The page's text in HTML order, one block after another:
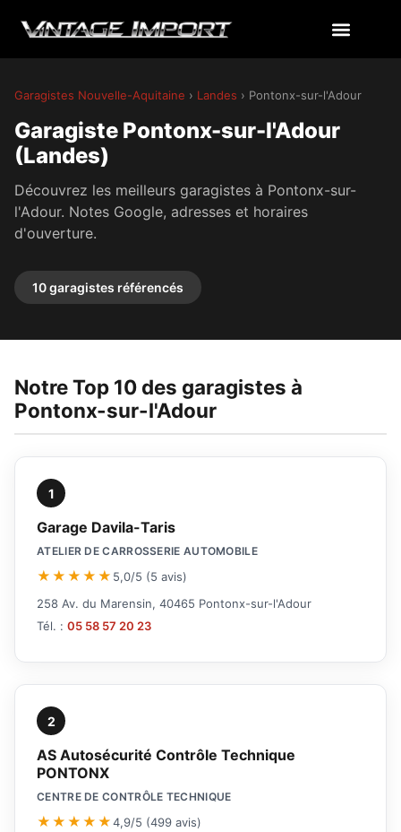
Garagistes Nouvelle-Aquitaine › Landes › Pontonx-sur-l'Adour
Garagiste Pontonx-sur-l'Adour
(Landes)
Découvrez les meilleurs garagistes à Pontonx-sur-
l'Adour. Notes Google, adresses et horaires
d'ouverture.
10 garagistes référencés
Notre Top 10 des garagistes à
Pontonx-sur-l'Adour
1
Garage Davila-Taris
ATELIER DE CARROSSERIE AUTOMOBILE
★★★★★ 5,0/5 (5 avis)
258 Av. du Marensin, 40465 Pontonx-sur-l'Adour
Tél. : 05 58 57 20 23
2
AS Autosécurité Contrôle Technique
PONTONX
CENTRE DE CONTRÔLE TECHNIQUE
★★★★★4,9/5 (499 avis)